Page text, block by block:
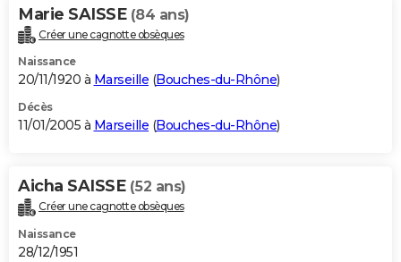
Marie SAISSE (84 ans)
Créer une cagnotte obsèques
Naissance
20/11/1920 à Marseille (Bouches-du-Rhône)
Décès
11/01/2005 à Marseille (Bouches-du-Rhône)
Aicha SAISSE (52 ans)
Créer une cagnotte obsèques
Naissance
28/12/1951